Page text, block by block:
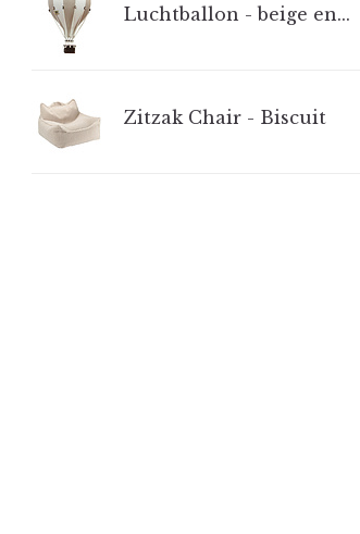
Luchtballon - beige en...
Zitzak Chair - Biscuit